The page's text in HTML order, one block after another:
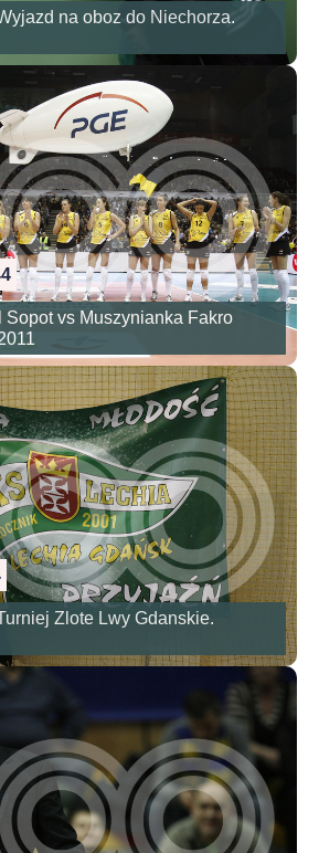
na oboz do Niechorza.
Sopot vs Muszynianka Fakro
Zlote Lwy Gdanskie.